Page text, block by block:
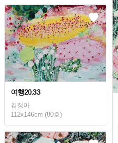
여행20.33
김정아
112x146cm (80호)